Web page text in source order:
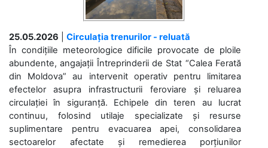
25.05.2026
Circulația trenurilor - reluată
În condițiile meteorologice dificile provocate de ploile
abundente, angajații Întreprinderii de Stat “Calea Ferată
din Moldova” au intervenit operativ pentru limitarea
efectelor asupra infrastructurii feroviare și reluarea
circulației în siguranță. Echipele din teren au lucrat
continuu, folosind utilaje specializate și resurse
suplimentare pentru evacuarea apei, consolidarea
sectoarelor afectate și remedierea porțiunilor